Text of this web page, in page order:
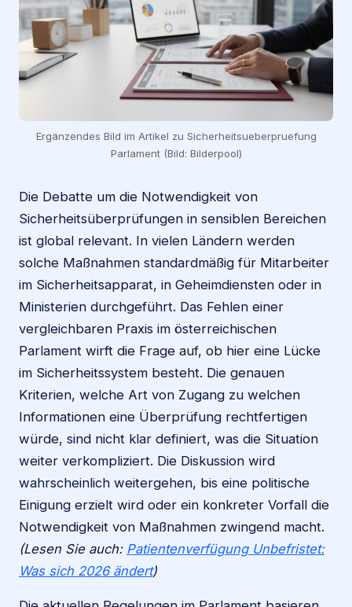
Ergänzendes Bild im Artikel zu Sicherheitsueberpruefung
Parlament (Bild: Bilderpool)
Die Debatte um die Notwendigkeit von
Sicherheitsüberprüfungen in sensiblen Bereichen
ist global relevant. In vielen Ländern werden
solche Maßnahmen standardmäßig für Mitarbeiter
im Sicherheitsapparat, in Geheimdiensten oder in
Ministerien durchgeführt. Das Fehlen einer
vergleichbaren Praxis im österreichischen
Parlament wirft die Frage auf, ob hier eine Lücke
im Sicherheitssystem besteht. Die genauen
Kriterien, welche Art von Zugang zu welchen
Informationen eine Überprüfung rechtfertigen
würde, sind nicht klar definiert, was die Situation
weiter verkompliziert. Die Diskussion wird
wahrscheinlich weitergehen, bis eine politische
Einigung erzielt wird oder ein konkreter Vorfall die
Notwendigkeit von Maßnahmen zwingend macht.
(Lesen Sie auch: Patientenverfügung Unbefristet:
Was sich 2026 ändert)